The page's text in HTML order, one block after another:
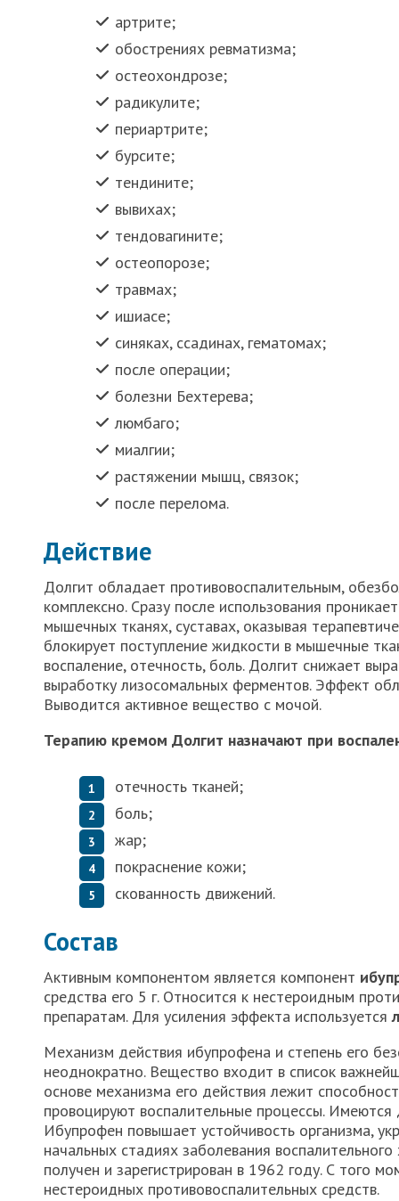
артрите;
обострениях ревматизма;
остеохондрозе;
радикулите;
периартрите;
бурсите;
тендините;
вывихах;
тендовагините;
остеопорозе;
травмах;
ишиасе;
синяках, ссадинах, гематомах;
после операции;
болезни Бехтерева;
люмбаго;
миалгии;
растяжении мышц, связок;
после перелома.
Действие
Долгит обладает противовоспалительным,
комплексно. Сразу после использования
мышечных тканях, суставах, оказывая
блокирует поступление жидкости в мышечные
воспаление, отечность, боль. Долгит снижает
выработку лизосомальных ферментов. Эффект
Выводится активное вещество с мочой.
Терапию кремом Долгит назначают при
отечность тканей;
боль;
жар;
покраснение кожи;
скованность движений.
Состав
Активным компонентом является компонент
средства его 5 г. Относится к нестероидным
препаратам. Для усиления эффекта используется
Механизм действия ибупрофена и степень его
неоднократно. Вещество входит в список
основе механизма его действия лежит
провоцируют воспалительные процессы.
Ибупрофен повышает устойчивость организма,
начальных стадиях заболевания
получен и зарегистрирован в 1962 году. С того
нестероидных противовоспалительных средств.